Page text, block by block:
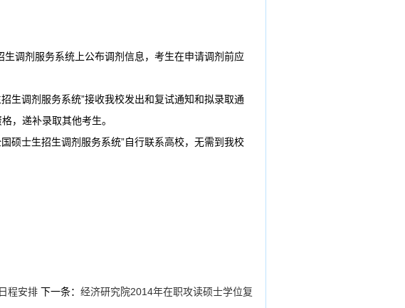
调剂服务系统上公布调剂信息，考生在申请调剂前应
生调剂服务系统”接收我校发出和复试通知和拟录取通
，递补录取其他考生。
硕士生招生调剂服务系统”自行联系高校，无需到我校
程安排 下一条： 经济研究院2014年在职攻读硕士学位复